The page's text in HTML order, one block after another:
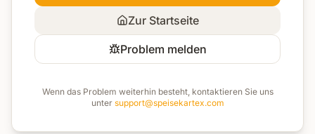
Zur Startseite
Problem melden
Wenn das Problem weiterhin besteht, kontaktieren Sie uns
unter support@speisekartex.com